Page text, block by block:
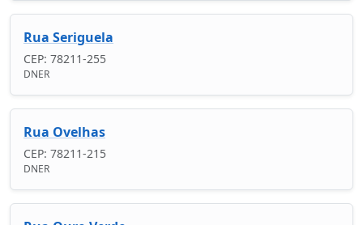
Rua Seriguela
CEP: 78211-255
DNER
Rua Ovelhas
CEP: 78211-215
DNER